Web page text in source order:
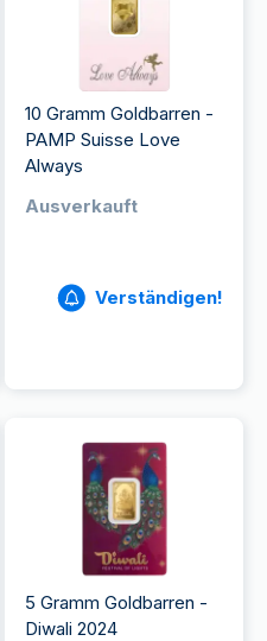
10 Gramm Goldbarren -
PAMP Suisse Love
Always
Ausverkauft
Verständigen!
5 Gramm Goldbarren -
Diwali 2024